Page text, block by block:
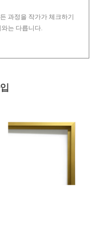
과정을 작가가 체크하기
는 다릅니다.